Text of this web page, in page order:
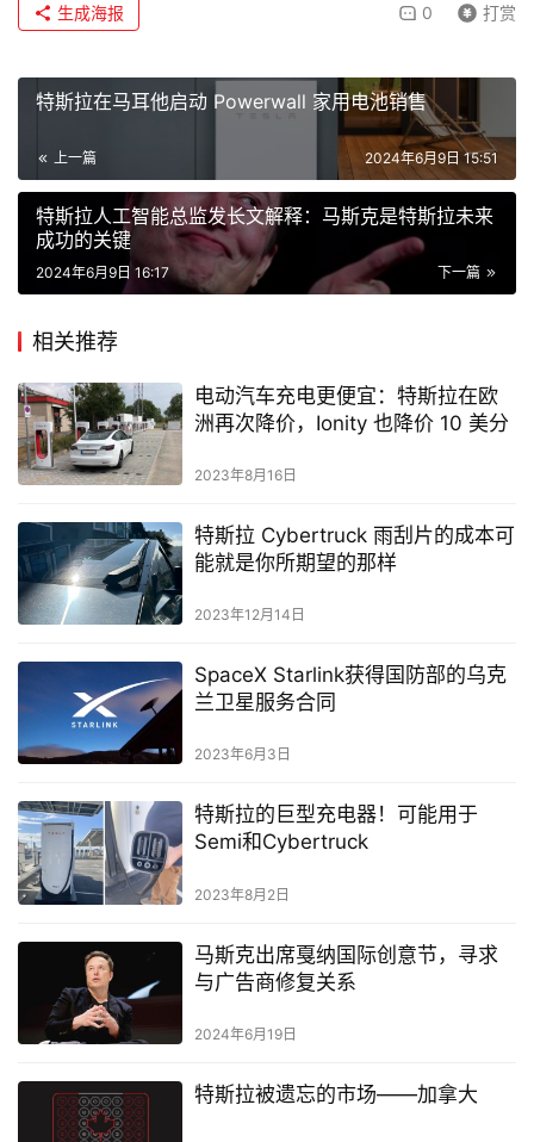
0 打赏
生成海报
特斯拉在马耳他启动 Powerwall 家用电池销售
上一篇 2024年6月9日 15:51
特斯拉人工智能总监发长文解释：马斯克是特斯拉未来
成功的关键
下一篇
2024年6月9日 16:17
相关推荐
电动汽车充电更便宜：特斯拉在欧
洲再次降价，Ionity 也降价 10 美分
2023年8月16日
特斯拉 Cybertruck 雨刮片的成本可
能就是你所期望的那样
2023年12月14日
SpaceX Starlink获得国防部的乌克
兰卫星服务合同
2023年6月3日
特斯拉的巨型充电器！可能用于
Semi和Cybertruck
2023年8月2日
马斯克出席戛纳国际创意节，寻求
与广告商修复关系
2024年6月19日
特斯拉被遗忘的市场——加拿大